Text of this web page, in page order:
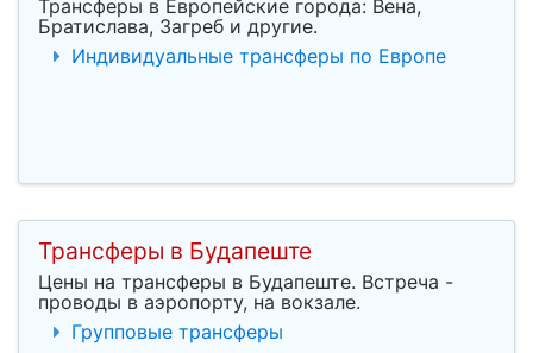
Трансферы в Европейские города: Вена,
Братислава, Загреб и другие.
Индивидуальные трансферы по Европе
Трансферы в Будапеште
Цены на трансферы в Будапеште. Встреча -
проводы в аэропорту, на вокзале.
Групповые трансферы